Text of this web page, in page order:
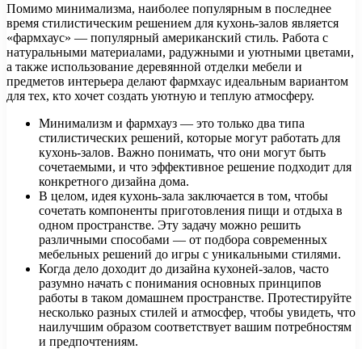
Помимо минимализма, наиболее популярным в последнее
время стилистическим решением для кухонь-залов является
«фармхаус» — популярный американский стиль. Работа с
натуральными материалами, радужными и уютными цветами,
а также использование деревянной отделки мебели и
предметов интерьера делают фармхаус идеальным вариантом
для тех, кто хочет создать уютную и теплую атмосферу.
Минимализм и фармхауз — это только два типа
стилистических решений, которые могут работать для
кухонь-залов. Важно понимать, что они могут быть
сочетаемыми, и что эффективное решение подходит для
конкретного дизайна дома.
В целом, идея кухонь-зала заключается в том, чтобы
сочетать компоненты приготовления пищи и отдыха в
одном пространстве. Эту задачу можно решить
различными способами — от подбора современных
мебельных решений до игры с уникальными стилями.
Когда дело доходит до дизайна кухоней-залов, часто
разумно начать с понимания основных принципов
работы в таком домашнем пространстве. Протестируйте
несколько разных стилей и атмосфер, чтобы увидеть, что
наилучшим образом соответствует вашим потребностям
и предпочтениям.